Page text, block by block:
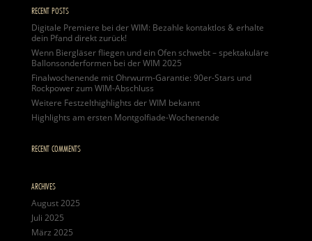
RECENT POSTS
Digitale Premiere bei der WIM: Bezahle kontaktlos & erhalte
dein Pfand direkt zurück!
Wenn Biergläser fliegen und ein Ofen schwebt – spektakuläre
Ballonsonderformen bei der WIM 2025
Finalwochenende mit Ohrwurm-Garantie: 90er-Stars und
Rockpower zum WIM-Abschluss
Weitere Festzelthighlights der WIM bekannt
Highlights am ersten Montgolfiade-Wochenende
RECENT COMMENTS
ARCHIVES
August 2025
Juli 2025
März 2025